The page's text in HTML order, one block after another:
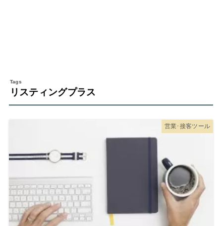
リスティングプラス
営業･接客ツール